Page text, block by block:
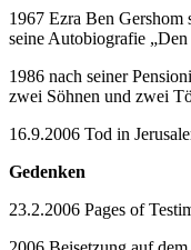
1967 Ezra Ben Gershom
seine Autobiografie
1986 nach seiner
zwei Söhnen und zwei
16.9.2006 Tod in
Gedenken
23.2.2006 Pages of